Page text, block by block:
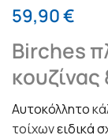
59,90€
Birches
κουζίνας
Αυτοκόλλητο
τοίχωνειδικά